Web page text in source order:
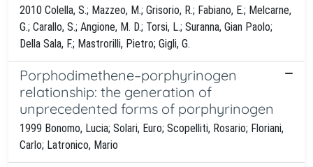
2010 Colella, S.; Mazzeo, M.; Grisorio, R.; Fabiano, E.; Melcarne,
G.; Carallo, S.; Angione, M. D.; Torsi, L.; Suranna, Gian Paolo;
Della Sala, F.; Mastrorilli, Pietro; Gigli, G.
Porphodimethene–porphyrinogen
relationship: the generation of
unprecedented forms of porphyrinogen
1999 Bonomo, Lucia; Solari, Euro; Scopelliti, Rosario; Floriani,
Carlo; Latronico, Mario